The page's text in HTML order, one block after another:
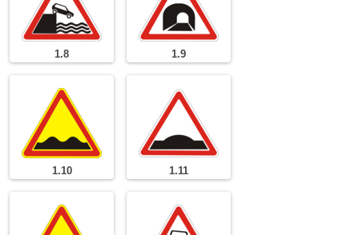
1.8 1.9
1.10 1.11